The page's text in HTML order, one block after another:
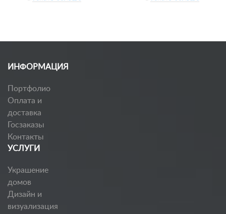
ИНФОРМАЦИЯ
Портфолио
Оплата и
доставка
Госзаказы
Контакты
УСЛУГИ
Украшение
домов
Дизайн и
визуализация